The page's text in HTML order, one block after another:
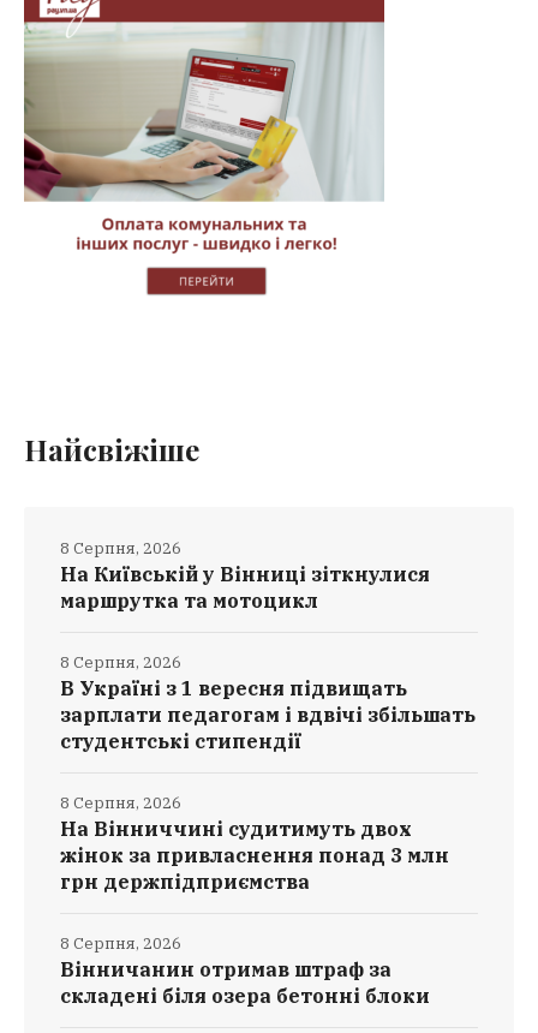
Найсвіжіше
На Київській у Вінниці зіткнулися
маршрутка та мотоцикл
8 Серпня, 2026
В Україні з 1 вересня підвищать
зарплати педагогам і вдвічі збільшать
студентські стипендії
8 Серпня, 2026
На Вінниччині судитимуть двох
жінок за привласнення понад 3 млн
грн держпідприємства
8 Серпня, 2026
Вінничанин отримав штраф за
складені біля озера бетонні блоки
8 Серпня, 2026